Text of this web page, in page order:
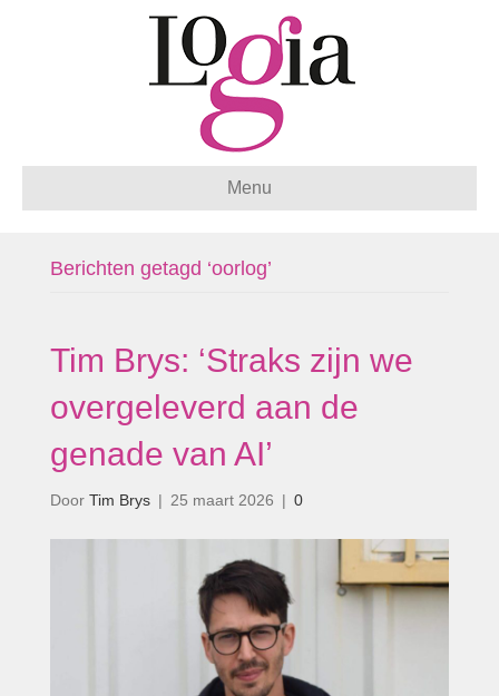
Menu
Berichten getagd ‘oorlog’
Tim Brys: ‘Straks zijn we
overgeleverd aan de
genade van AI’
Door Tim Brys | 25 maart 2026 | 0